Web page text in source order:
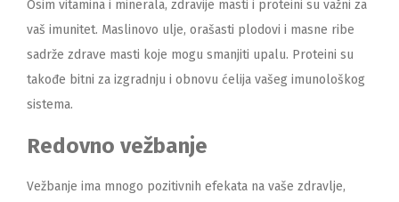
Osim vitamina i minerala, zdravije masti i proteini su važni za
vaš imunitet. Maslinovo ulje, orašasti plodovi i masne ribe
sadrže zdrave masti koje mogu smanjiti upalu. Proteini su
takođe bitni za izgradnju i obnovu ćelija vašeg imunološkog
sistema.
Redovno vežbanje
Vežbanje ima mnogo pozitivnih efekata na vaše zdravlje,